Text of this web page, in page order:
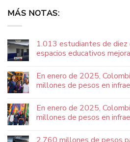
MÁS NOTAS:
1.013 estudiantes de diez
espacios educativos
En enero de 2025,
millones de pesos en
En enero de 2025,
millones de pesos en
2.760 millones de pesos